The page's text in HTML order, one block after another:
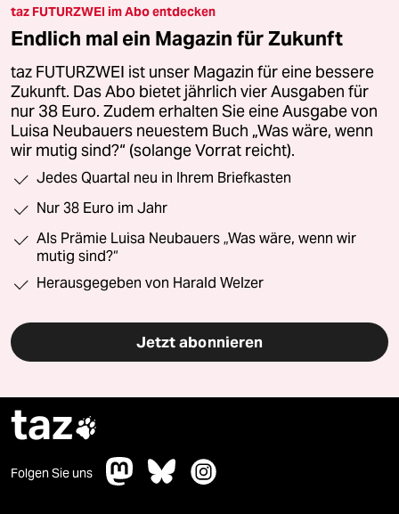
taz FUTURZWEI im Abo entdecken
Endlich mal ein Magazin für Zukunft
taz FUTURZWEI ist unser Magazin für eine bessere
Zukunft. Das Abo bietet jährlich vier Ausgaben für
nur 38 Euro. Zudem erhalten Sie eine Ausgabe von
Luisa Neubauers neuestem Buch „Was wäre, wenn
wir mutig sind?“ (solange Vorrat reicht).
Jedes Quartal neu in Ihrem Briefkasten
Nur 38 Euro im Jahr
Als Prämie Luisa Neubauers „Was wäre, wenn wir
mutig sind?“
Herausgegeben von Harald Welzer
Jetzt abonnieren
taz
Folgen Sie uns